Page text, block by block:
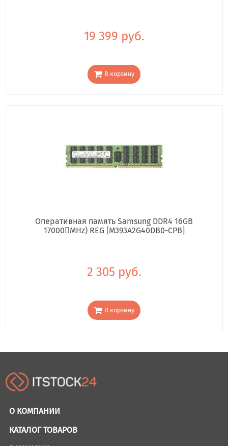
19 399 руб.
В корзину
Оперативная память Samsung DDR4 16GB
17000񢋕MHz) REG [M393A2G40DB0-CPB]
2 305 руб.
В корзину
О КОМПАНИИ
КАТАЛОГ ТОВАРОВ